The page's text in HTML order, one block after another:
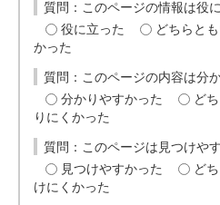
質問：このページの情報は役
役に立った
どちらと
かった
質問：このページの内容は分
分かりやすかった
ど
りにくかった
質問：このページは見つけや
見つけやすかった
ど
けにくかった